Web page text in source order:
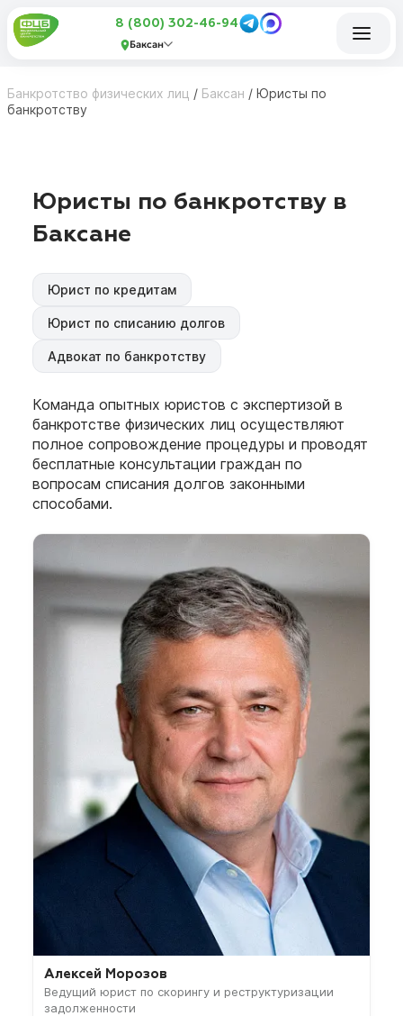
8 (800) 302-46-94
Баксан
Банкротство физических лиц / Баксан / Юристы по
банкротству
Юристы по банкротству в
Баксане
Юрист по кредитам
Юрист по списанию долгов
Адвокат по банкротству
Команда опытных юристов с экспертизой в
банкротстве физических лиц осуществляют
полное сопровождение процедуры и проводят
бесплатные консультации граждан по
вопросам списания долгов законными
способами.
Алексей Морозов
Ведущий юрист по скорингу и реструктуризации
задолженности